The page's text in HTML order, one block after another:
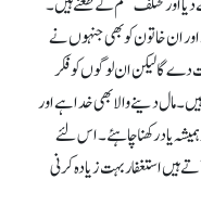
اور ان خاتون کو بھی جنہوں نے
دے گا لیکن ان لوگوں کو فکر
مال دینے والا بھی خدا ہے اور
یاد رکھنا چاہئے۔ اس لئے
استغفار بہت زیادہ کرنی